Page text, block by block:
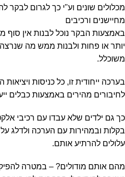
מכלולים שונים וע"י כך לגרום לבקר
מחיישנים ורכיבים
באמצעות הבקר נוכל לבנות אין סוף
יותר או פחות ולבנות ממש מה
משוכלל.
בערכה ייחודית זו, כל כניסות ויציאות
לחיבורים מהירים באמצעות כבלים
כך גם ילדים שלא עבדו עם רכיבי
בקלות ובמהירות עם הערכה ולדלג
עלולים להרתיע אותם.
מהם אותם מודולים? – במטרה